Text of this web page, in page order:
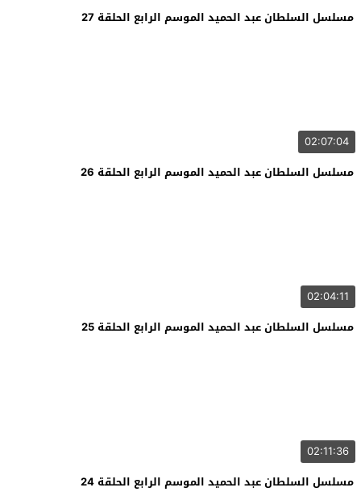
مسلسل السلطان عبد الحميد الموسم الرابع الحلقة 27
02:07:04
مسلسل السلطان عبد الحميد الموسم الرابع الحلقة 26
02:04:11
مسلسل السلطان عبد الحميد الموسم الرابع الحلقة 25
02:11:36
مسلسل السلطان عبد الحميد الموسم الرابع الحلقة 24